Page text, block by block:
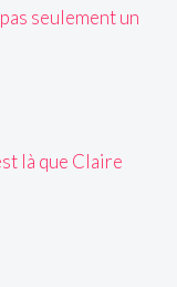
seulement un
là que Claire